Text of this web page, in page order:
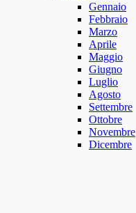
Gennaio
Febbraio
Marzo
Aprile
Maggio
Giugno
Luglio
Agosto
Settembre
Ottobre
Novembre
Dicembre